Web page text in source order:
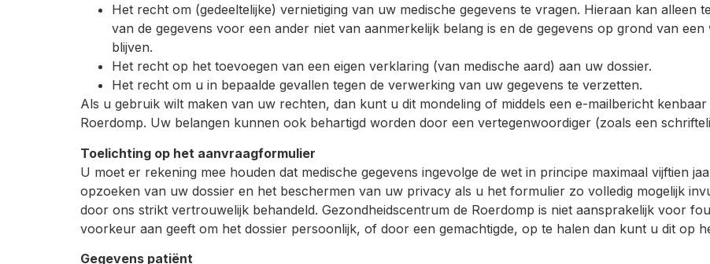
Het recht om (gedeeltelijke) vernietiging van uw medische gegevens te vragen. Hieraan kan alleen
van de gegevens voor een ander niet van aanmerkelijk belang is en de gegevens op grond van
blijven.
Het recht op het toevoegen van een eigen verklaring (van medische aard) aan uw dossier.
Het recht om u in bepaalde gevallen tegen de verwerking van uw gegevens te verzetten.
Als u gebruik wilt maken van uw rechten, dan kunt u dit mondeling of middels een e-mailbericht
Roerdomp. Uw belangen kunnen ook behartigd worden door een vertegenwoordiger (zoals een
Toelichting op het aanvraagformulier
U moet er rekening mee houden dat medische gegevens ingevolge de wet in principe maximaal vijftien
opzoeken van uw dossier en het beschermen van uw privacy als u het formulier zo volledig mogelijk
door ons strikt vertrouwelijk behandeld. Gezondheidscentrum de Roerdomp is niet aansprakelijk voor
voorkeur aan geeft om het dossier persoonlijk, of door een gemachtigde, op te halen dan kunt u dit op
Gegevens patiënt